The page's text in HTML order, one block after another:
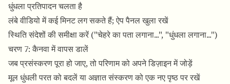
धुंधला प्रतिपादन चलता है
लंबे वीडियो में कई मिनट लग सकते हैं; ऐप पैनल खुला रखें
स्थिति संदेशों की समीक्षा करें ("चेहरे का पता लगाना...", "धुंधला लगाना...")
चरण 7: कैनवा में वापस डालें
जब प्रसंस्करण पूरा हो जाए, तो परिणाम को अपने डिज़ाइन में जोड़ें
मूल धुंधली परत को बदलें या अज्ञात संस्करण को एक नए पृष्ठ पर रखें